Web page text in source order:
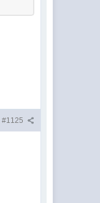
#1125